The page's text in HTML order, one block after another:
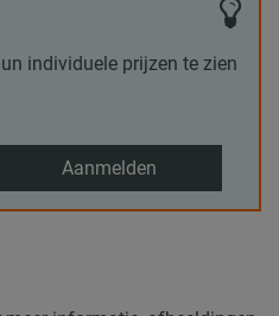
individuele prijzen te zien
Aanmelden